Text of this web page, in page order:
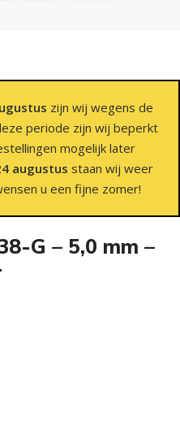
zijn wij wegens de
periode zijn wij beperkt
mogelijk later
augustus staan wij weer
u een fijne zomer!
G – 5,0 mm –